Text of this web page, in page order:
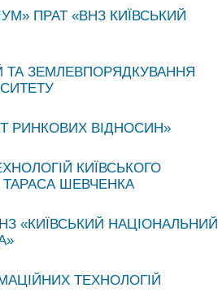
ПРАТ «ВНЗ КИЇВСЬКИЙ
ТА ЗЕМЛЕВПОРЯДКУВАННЯ
РИНКОВИХ ВІДНОСИН»
КИЇВСЬКОГО
ТАРАСА ШЕВЧЕНКА
«КИЇВСЬКИЙ НАЦІОНАЛЬНИЙ
ТЕХНОЛОГІЙ